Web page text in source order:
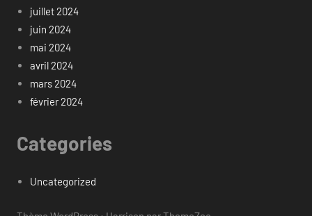
juillet 2024
juin 2024
mai 2024
avril 2024
mars 2024
février 2024
Categories
Uncategorized